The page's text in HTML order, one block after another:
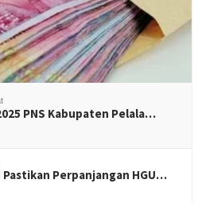
PNS Kabupaten Pelala…
Pastikan Perpanjangan HGU…